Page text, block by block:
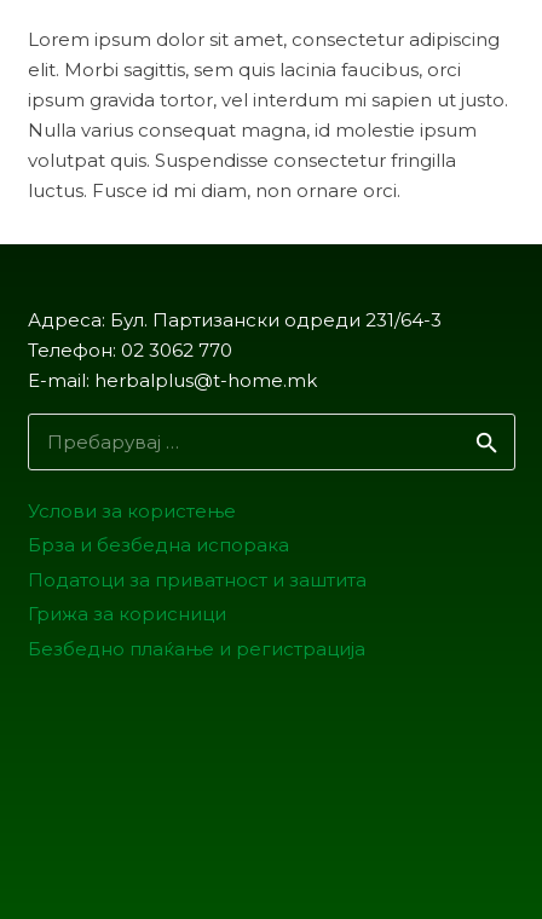
Lorem ipsum dolor sit amet, consectetur adipiscing
elit. Morbi sagittis, sem quis lacinia faucibus, orci
ipsum gravida tortor, vel interdum mi sapien ut justo.
Nulla varius consequat magna, id molestie ipsum
volutpat quis. Suspendisse consectetur fringilla
luctus. Fusce id mi diam, non ornare orci.
Адреса: Бул. Партизански одреди 231/64-3
Телефон: 02 3062 770
E-mail: herbalplus@t-home.mk
Услови за користење
Брза и безбедна испорака
Податоци за приватност и заштита
Грижа за корисници
Безбедно плаќање и регистрација